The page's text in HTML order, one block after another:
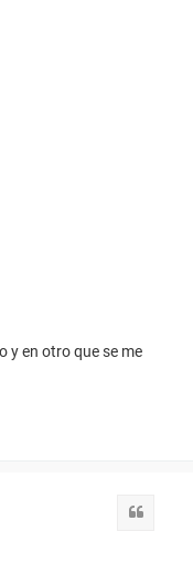
y en otro que se me